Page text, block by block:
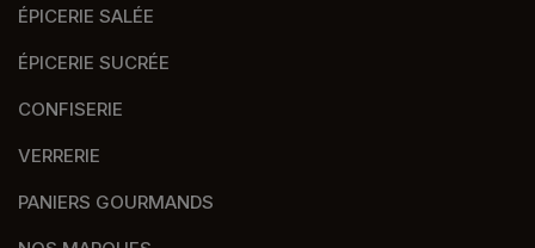
ÉPICERIE SALÉE
ÉPICERIE SUCRÉE
CONFISERIE
VERRERIE
PANIERS GOURMANDS